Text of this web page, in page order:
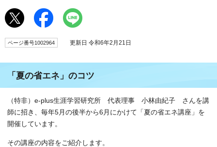
ページ番号1002964 更新日 令和6年2月21日
「夏の省エネ」のコツ
（特非）e-plus生涯学習研究所 代表理事 小林由紀子 さんを講
師に招き、毎年5月の後半から6月にかけて「夏の省エネ講座」を
開催しています。
その講座の内容をご紹介します。